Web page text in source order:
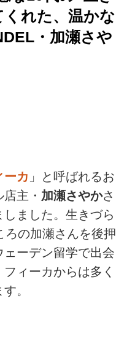
れた、温かな
・加瀬さや
ーカ 」と呼ばれるお
主・ 加瀬さやかさ
ました。生きづら
ろの加瀬さんを後押
ェーデン留学で出会
ィーカからは多く
。